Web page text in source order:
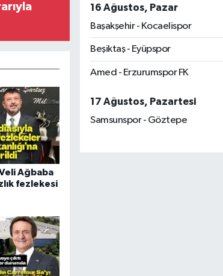
Ağbaba
fezlekesi
16 Ağustos, Pazar
Başakşehir - Kocaelispor
Beşiktaş - Eyüpspor
Amed - Erzurumspor FK
17 Ağustos, Pazartesi
Samsunspor - Göztepe